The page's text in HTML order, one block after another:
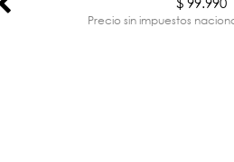
Precio sin impuestos